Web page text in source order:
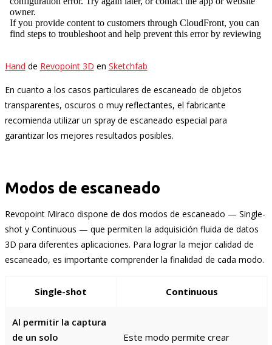
Hand de Revopoint 3D en Sketchfab
En cuanto a los casos particulares de escaneado de objetos
transparentes, oscuros o muy reflectantes, el fabricante
recomienda utilizar un spray de escaneado especial para
garantizar los mejores resultados posibles.
Modos de escaneado
Revopoint Miraco dispone de dos modos de escaneado — Single-
shot y Continuous — que permiten la adquisición fluida de datos
3D para diferentes aplicaciones. Para lograr la mejor calidad de
escaneado, es importante comprender la finalidad de cada modo.
Single-shot Continuous
Al permitir la captura
de un solo
Este modo permite crear